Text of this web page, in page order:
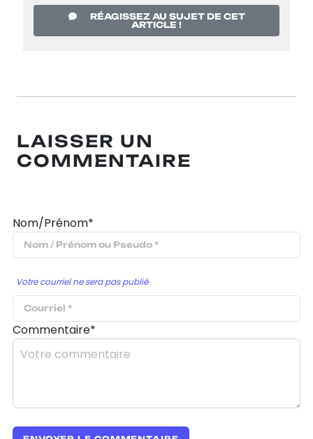
RÉAGISSEZ AU SUJET DE CET
ARTICLE !
LAISSER UN
COMMENTAIRE
Nom/Prénom*
Votre courriel ne sera pas publié
Commentaire*